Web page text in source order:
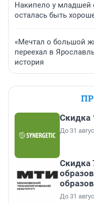
Накипело у младшей
осталась быть
«Мечтал о большой
переехал в
история
Скидка
До 31
Скидка
До 31